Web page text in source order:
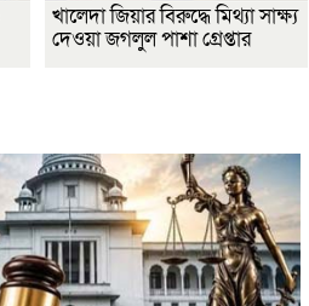
খালেদা জিয়ার বিরুদ্ধে মিথ্যা সাক্ষ্য
দেওয়া জগলুল পাশা গ্রেপ্তার